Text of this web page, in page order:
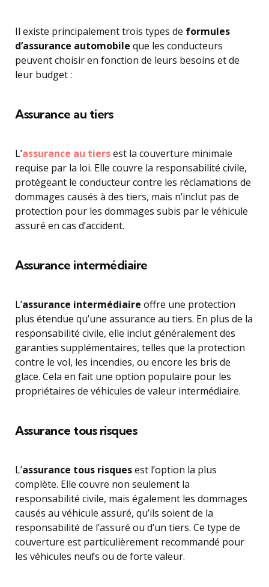
Il existe principalement trois types de formules
d’assurance automobile que les conducteurs
peuvent choisir en fonction de leurs besoins et de
leur budget :
Assurance au tiers
L’assurance au tiersest la couverture minimale
requise par la loi. Elle couvre la responsabilité civile,
protégeant le conducteur contre les réclamations de
dommages causés à des tiers, mais n’inclut pas de
protection pour les dommages subis par le véhicule
assuré en cas d’accident.
Assurance intermédiaire
L’assurance intermédiaire offre une protection
plus étendue qu’une assurance au tiers. En plus de la
responsabilité civile, elle inclut généralement des
garanties supplémentaires, telles que la protection
contre le vol, les incendies, ou encore les bris de
glace. Cela en fait une option populaire pour les
propriétaires de véhicules de valeur intermédiaire.
Assurance tous risques
L’assurance tous risquesest l’option la plus
complète. Elle couvre non seulement la
responsabilité civile, mais également les dommages
causés au véhicule assuré, qu’ils soient de la
responsabilité de l’assuré ou d’un tiers. Ce type de
couverture est particulièrement recommandé pour
les véhicules neufs ou de forte valeur.